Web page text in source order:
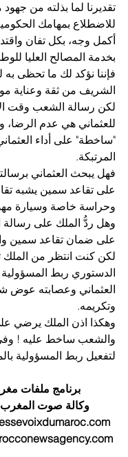
تقديرنا لما بذلته من
للاضطلاع بمهامك
أكمل وجه، بكل تفان
بخدمة المصالح العليا
فإننا نؤكد لك ما تحظى به
الشريف من ثقة وعناية
لكن رسالة الشعب وقت
للعثماني هي عدم الرضا،
"ساخطة" على أداء
المرتبكة.
فهل يبحث العثماني
على تقاعد سمين يشبه
وحراسة خاصة وسيارة
وهل ردُّ الملك على رسالة
على ضمان تقاعد سمين
لكن كنت انتظر من الملك
الدستوري ربط
العثماني وعصابته عوض
وتكريمه.
وهكذا اذن الملك يرضي
والشعب ساخط عليه !
لتفعيل ربط المسؤولية
برنامج ملفات
وكالة صوت المغرب